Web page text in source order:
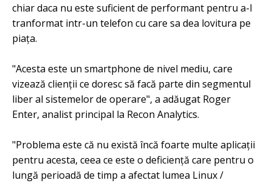
chiar daca nu este suficient de performant pentru a-l
tranformat intr-un telefon cu care sa dea lovitura pe
piața.
"Acesta este un smartphone de nivel mediu, care
vizează clienții ce doresc să facă parte din segmentul
liber al sistemelor de operare", a adăugat Roger
Enter, analist principal la Recon Analytics.
"Problema este că nu există încă foarte multe aplicații
pentru acesta, ceea ce este o deficiență care pentru o
lungă perioadă de timp a afectat lumea Linux /